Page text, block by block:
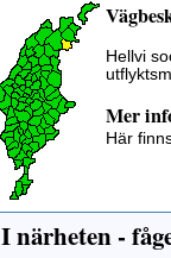
Hellvi
Mer
Här
I närheten -